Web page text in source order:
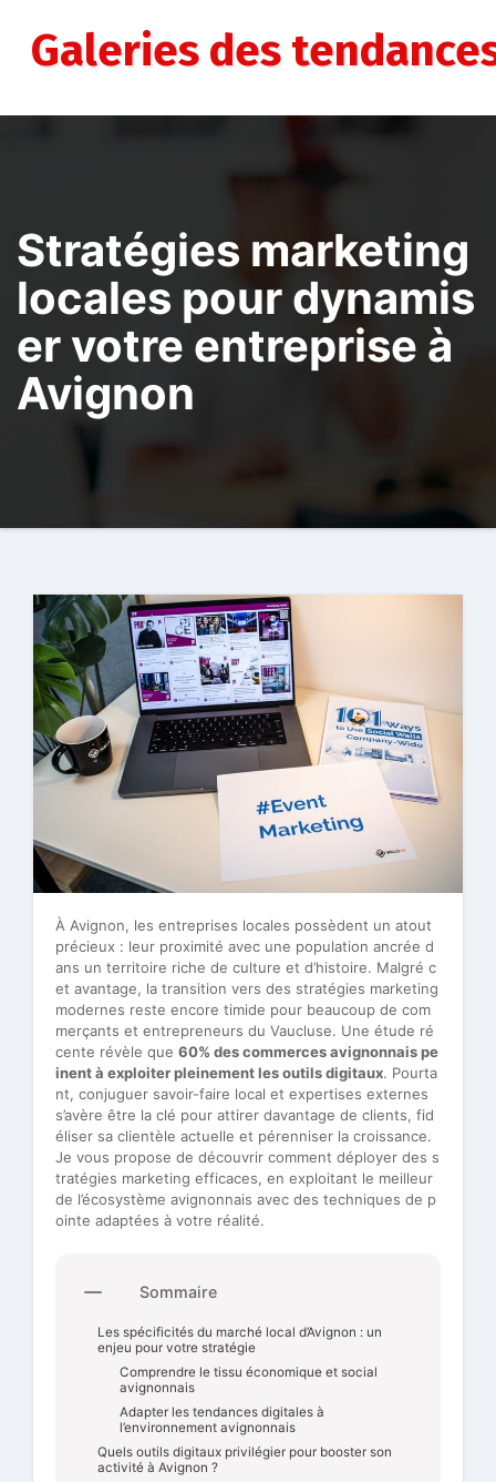
contenuGaleries des
Stratégies marketing
locales pour dynamis
er votre entreprise à
Avignon
À Avignon, les entreprises locales possèdent un atout
précieux : leur proximité avec une population ancrée d
ans un territoire riche de culture et d’histoire. Malgré c
et avantage, la transition vers des stratégies marketing
modernes reste encore timide pour beaucoup de com
merçants et entrepreneurs du Vaucluse. Une étude ré
cente révèle que 60% des commerces avignonnais pe
inent à exploiter pleinement les outils digitaux. Pourta
nt, conjuguer savoir-faire local et expertises externes
s’avère être la clé pour attirer davantage de clients, fid
éliser sa clientèle actuelle et pérenniser la croissance.
Je vous propose de découvrir comment déployer des s
tratégies marketing efficaces, en exploitant le meilleur
de l’écosystème avignonnais avec des techniques de p
ointe adaptées à votre réalité.
Sommaire
Les spécificités du marché local d’Avignon : un
enjeu pour votre stratégie
Comprendre le tissu économique et social
avignonnais
Adapter les tendances digitales à
l’environnement avignonnais
Quels outils digitaux privilégier pour booster son
activité à Avignon ?